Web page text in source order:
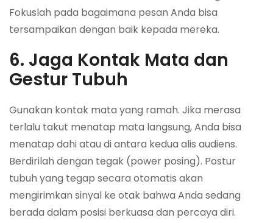
Fokuslah pada bagaimana pesan Anda bisa
tersampaikan dengan baik kepada mereka.
6. Jaga Kontak Mata dan
Gestur Tubuh
Gunakan kontak mata yang ramah. Jika merasa
terlalu takut menatap mata langsung, Anda bisa
menatap dahi atau di antara kedua alis audiens.
Berdirilah dengan tegak (power posing). Postur
tubuh yang tegap secara otomatis akan
mengirimkan sinyal ke otak bahwa Anda sedang
berada dalam posisi berkuasa dan percaya diri.